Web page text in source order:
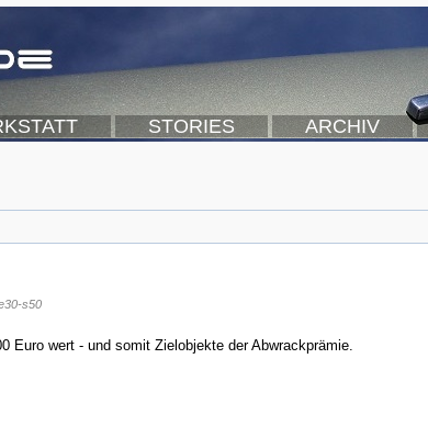
STORIES ARCHIV
s50
Euro wert - und somit Zielobjekte der Abwrackprämie.